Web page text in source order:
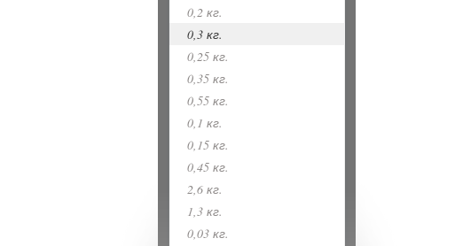
0,2 кг.
0,3 кг.
0,25 кг.
0,35 кг.
0,55 кг.
0,1 кг.
0,15 кг.
0,45 кг.
2,6 кг.
1,3 кг.
0,03 кг.